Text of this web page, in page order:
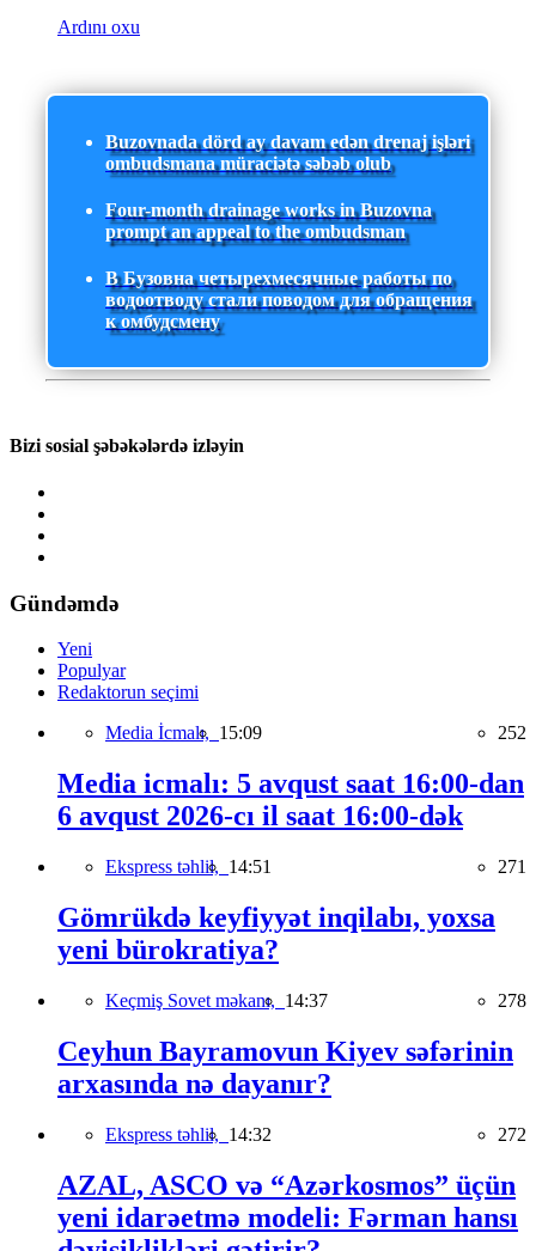
Ardını oxu
Buzovnada dörd ay davam edən drenaj işləri
ombudsmana müraciətə səbəb olub
Four-month drainage works in Buzovna
prompt an appeal to the ombudsman
В Бузовна четырехмесячные работы по
водоотводу стали поводом для обращения
к омбудсмену
Bizi sosial şəbəkələrdə izləyin
Gündəmdə
Yeni
Populyar
Redaktorun seçimi
Media İcmalı, 15:09 252
Media icmalı: 5 avqust saat 16:00-dan
6 avqust 2026-cı il saat 16:00-dək
Ekspress təhlil, 14:51 271
Gömrükdə keyfiyyət inqilabı, yoxsa
yeni bürokratiya?
Keçmiş Sovet məkanı, 14:37 278
Ceyhun Bayramovun Kiyev səfərinin
arxasında nə dayanır?
Ekspress təhlil, 14:32 272
AZAL, ASCO və “Azərkosmos” üçün
yeni idarəetmə modeli: Fərman hansı